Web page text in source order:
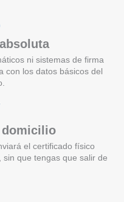
ni sistemas de firma
con los datos básicos del
domicilio
el certificado físico
que tengas que salir de